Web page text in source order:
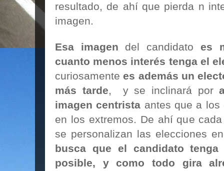
resultado, de ahí que pierda n
imagen.
Esa imagen del candidato es
cuanto menos interés tenga el
curiosamentees además un
más tarde, y se inclinará por
imagen centrista antes que a
en los extremos. De ahí que
se personalizan las elecciones
busca que el candidato
posible, y como todo gira